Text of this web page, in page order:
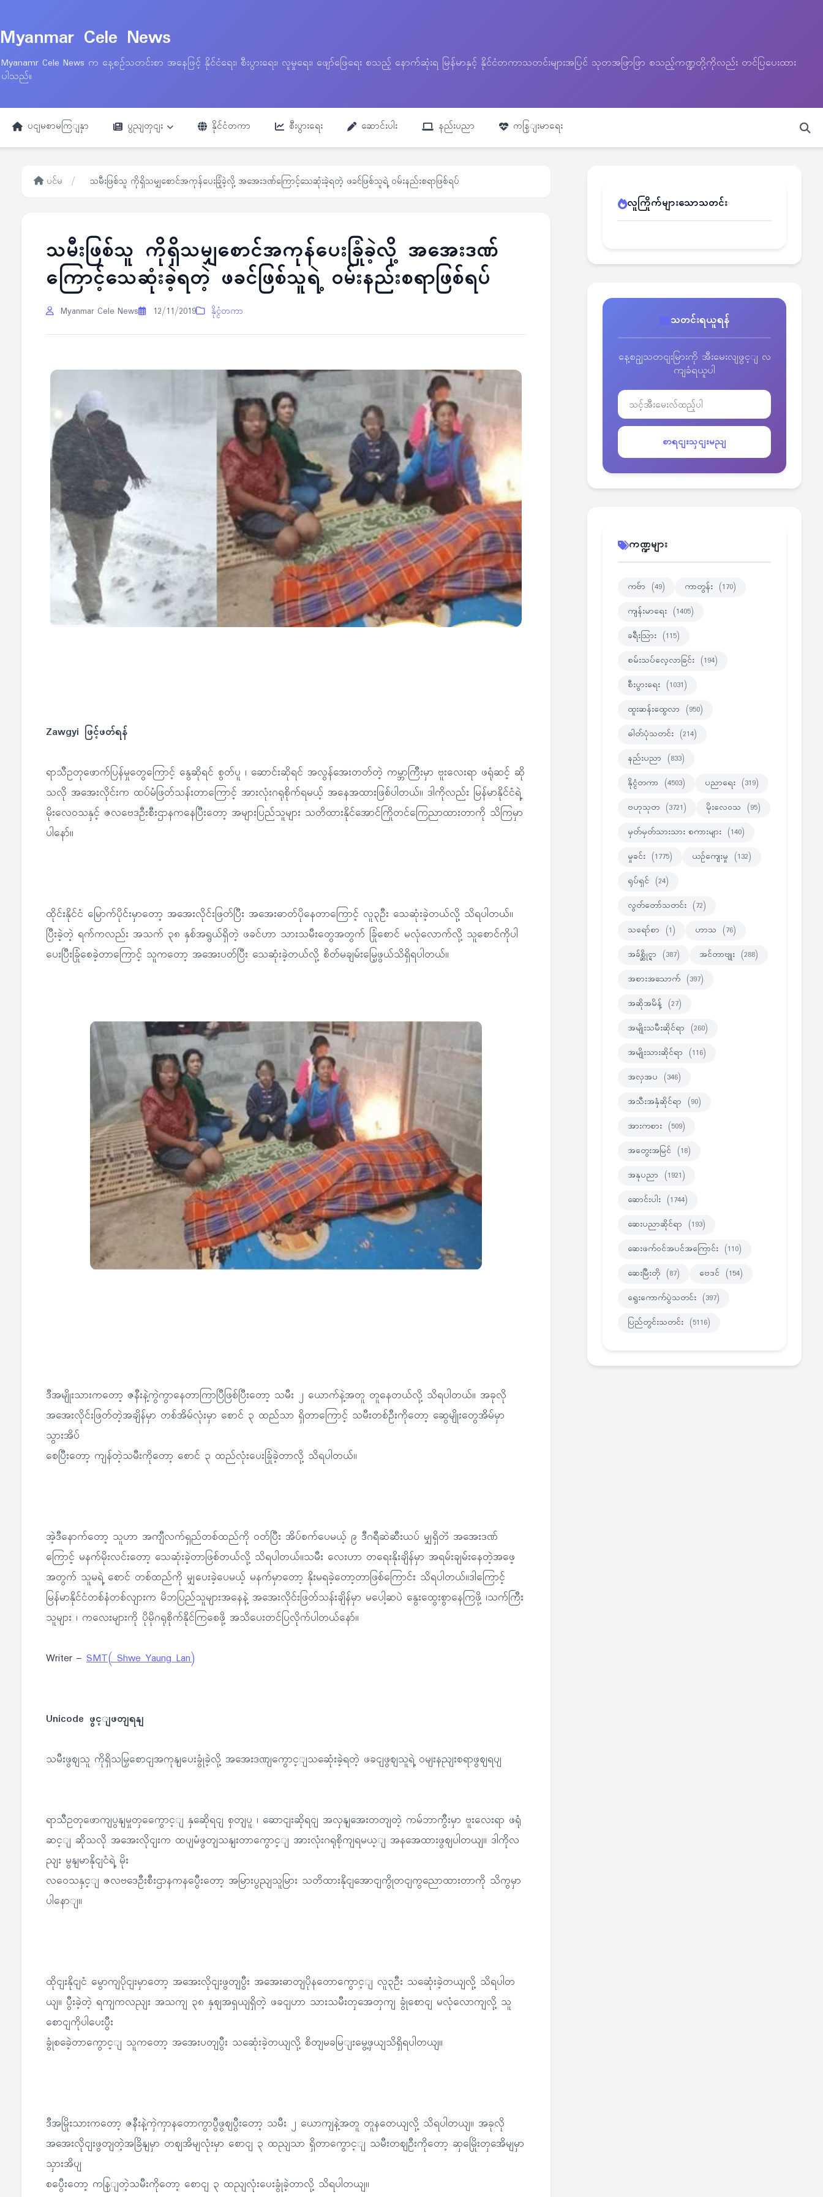
Myanmar Cele News
Myanamr Cele News က နေ့စဉ်သတင်းစာ အနေဖြင့် နိုင်ငံရေး၊ စီးပွားရေး၊ လူမှုရေး၊ ဖျော်ဖြေရေး စသည့် နောက်ဆုံးရ မြန်မာနှင့် နိုင်ငံတကာသတင်းများအပြင် သုတအဖြာဖြာ စသည့်ကဏ္ဍတို့ကိုလည်း တင်ပြပေးထား
ပါသည်။
ပငျမစာမကြျနှာ ပွညျတှငျး နိုင်ငံတကာ စီးပွားရေး ဆောင်းပါး နည်းပညာ ကနြျးမာရေး
ပင်မ / သမီးဖြစ်သူ ကိုရှိသမျှစောင်အကုန်ပေးခြုံခဲ့လို့ အအေးဒဏ်ကြောင့်သေဆုံးခဲ့ရတဲ့ ဖခင်ဖြစ်သူရဲ့ ဝမ်းနည်းစရာဖြစ်ရပ်
သမီးဖြစ်သူ ကိုရှိသမျှစောင်အကုန်ပေးခြုံခဲ့လို့ အအေးဒဏ်
ကြောင့်သေဆုံးခဲ့ရတဲ့ ဖခင်ဖြစ်သူရဲ့ ဝမ်းနည်းစရာဖြစ်ရပ်
Myanmar Cele News 12/11/2019 နိုင္ငံတကာ
Zawgyi ဖြင့်ဖတ်ရန်
ရာသီဥတုဖောက်ပြန်မှုတွေကြောင့် နွေဆိုရင် စွတ်ပူ ၊ ဆောင်းဆိုရင် အလွန်အေးတတ်တဲ့ ကမ္ဘာကြီးမှာ ဗူးလေးရာ ဖရုံဆင့် ဆို
သလို အအေးလိုင်းက ထပ်မံဖြတ်သန်းတာကြောင့် အားလုံးဂရုစိုက်ရမယ့် အနေအထားဖြစ်ပါတယ်။ ဒါကိုလည်း မြန်မာနိုင်ငံရဲ့
မိုးလေဝသနှင့် ဇလဗေဒဦးစီးဌာနကနေပြီးတော့ အများပြည်သူများ သတိထားနိုင်အောင်ကြိုတင်ကြေညာထားတာကို သိကြမှာ
ပါနော်။
ထိုင်းနိုင်ငံ မြောက်ပိုင်းမှာတော့ အအေးလိုင်းဖြတ်ပြီး အအေးဓာတ်ပိုနေတာကြောင့် လူ၃ဦး သေဆုံးခဲ့တယ်လို့ သိရပါတယ်။
ပြီးခဲ့တဲ့ ရက်ကလည်း အသက် ၃၈ နှစ်အရွယ်ရှိတဲ့ ဖခင်ဟာ သားသမီးတွေအတွက် ခြုံစောင် မလုံလောက်လို့ သူစောင်ကိုပါ
ပေးပြီးခြုံစေခဲ့တာကြောင့် သူကတော့ အအေးပတ်ပြီး သေဆုံးခဲ့တယ်လို့ စိတ်မချမ်းမြေ့ဖွယ်သိရှိရပါတယ်။
ဒီအမျိုးသားကတော့ ဇနီးနဲ့ကွဲကွာနေတာကြာပြီဖြစ်ပြီးတော့ သမီး ၂ ယောက်နဲ့အတူ တူနေတယ်လို့ သိရပါတယ်။ အခုလို
အအေးလိုင်းဖြတ်တဲ့အချိန်မှာ တစ်အိမ်လုံးမှာ စောင် ၃ ထည်သာ ရှိတာကြောင့် သမီးတစ်ဦးကိုတော့ ဆွေမျိုးတွေအိမ်မှာ
သွားအိပ်
စေပြီးတော့ ကျန်တဲ့သမီးကိုတော့ စောင် ၃ ထည်လုံးပေးခြုံခဲ့တာလို့ သိရပါတယ်။
အဲ့ဒီနောက်တော့ သူဟာ အကျီလက်ရှည်တစ်ထည်ကို ဝတ်ပြီး အိပ်စက်ပေမယ့် ၉ ဒီဂရီဆဲဆီးယပ် မျှရှိတဲံ အအေးဒဏ်
ကြောင့် မနက်မိုးလင်းတော့ သေဆုံးခဲ့တာဖြစ်တယ်လို့ သိရပါတယ်။သမီး လေးဟာ တရေးနိုးချိန်မှာ အရမ်းချမ်းနေတဲ့အဖေ့
အတွက် သူမရဲ့ စောင် တစ်ထည်ကို မျှပေးခဲ့ပေမယ့် မနက်မှာတော့ နိုးမရခဲ့တော့တာဖြစ်ကြောင်း သိရပါတယ်။ဒါကြောင့်
မြန်မာနိုင်ငံတစ်နံတစ်လျားက မိဘပြည်သူများအနေနဲ့ အအေးလိုင်းဖြတ်သန်းချိန်မှာ မပေါ့ဆပဲ နွေးထွေးစွာနေကြဖို့ ၊သက်ကြီး
သူများ ၊ ကလေးများကို ပိုမိုဂရုစိုက်နိုင်ကြစေဖို့ အသိပေးတင်ပြလိုက်ပါတယ်နော်။
Writer – SMT( Shwe Yaung Lan)
Unicode ဖွင့ျဖတျရနျ
သမီးဖွဈသူ ကိုရှိသမြှစောငျအကုနျပေးခွုံခဲ့လို့ အအေးဒဏျကွောင့ျသဆေုံးခဲ့ရတဲ့ ဖခငျဖွဈသူရဲ့ ဝမျးနညျးစရာဖွဈရပျ
ရာသီဥတုဖောကျပွနျမှုတှကွေောင့ျ နှဆေိုရငျ စှတျပူ ၊ ဆောငျးဆိုရငျ အလှနျအေးတတျတဲ့ ကမ်ဘာကွီးမှာ ဗူးလေးရာ ဖရုံ
ဆင့ျ ဆိုသလို အအေးလိုငျးက ထပျမံဖွတျသနျးတာကွောင့ျ အားလုံးဂရုစိုကျရမယ့ျ အနအေထားဖွဈပါတယျ။ ဒါကိုလ
ညျး မွနျမာနိုငျငံရဲ့ မိုး
လဝေသနှင့ျ ဇလဗဒေဦးစီးဌာနကနပွေီးတော့ အမြားပွညျသူမြား သတိထားနိုငျအောငျကွိုတငျကွညောထားတာကို သိကွမှာ
ပါနောျ။
ထိုငျးနိုငျငံ မွောကျပိုငျးမှာတော့ အအေးလိုငျးဖွတျပွီး အအေးဓာတျပိုနတောကွောင့ျ လူ၃ဦး သဆေုံးခဲ့တယျလို့ သိရပါတ
ယျ။ ပွီးခဲ့တဲ့ ရကျကလညျး အသကျ ၃၈ နှဈအရှယျရှိတဲ့ ဖခငျဟာ သားသမီးတှအေတှကျ ခွုံစောငျ မလုံလောကျလို့ သူ
စောငျကိုပါပေးပွီး
ခွုံစခေဲ့တာကွောင့ျ သူကတော့ အအေးပတျပွီး သဆေုံးခဲ့တယျလို့ စိတျမခမြျးမွေ့ဖှယျသိရှိရပါတယျ။
ဒီအမြိုးသားကတော့ ဇနီးနဲ့ကှဲကှာနတောကွာပွီဖွဈပွီးတော့ သမီး ၂ ယောကျနဲ့အတူ တူနတေယျလို့ သိရပါတယျ။ အခုလို
အအေးလိုငျးဖွတျတဲ့အခြိနျမှာ တဈအိမျလုံးမှာ စောငျ ၃ ထညျသာ ရှိတာကွောင့ျ သမီးတဈဦးကိုတော့ ဆှမြေိုးတှအေိမျမှာ
သှားအိပျ
စပွေီးတော့ ကနြျတဲ့သမီးကိုတော့ စောငျ ၃ ထညျလုံးပေးခွုံခဲ့တာလို့ သိရပါတယျ။
လူကြိုက်များသောသတင်း
သတင်းရယူရန်
နေ့စဥျသတငျးမြားကို အီးမေးလျဖွင့ျ လ
ကျခံရယူပါ
စာရငျးသှငျးမညျ
ကဏ္ဍများ
ကဗ်ာ (49) ကာတွန်း (170)
ကျန်းမာရေး (1405)
ခရီးသြား (115)
စမ်းသပ်လေ့လာခြင်း (194)
စီးပွားရေး (1031)
ထူးဆန်းထွေလာ (950)
ဓါတ်ပုံသတင်း (214)
နည်းပညာ (833)
နိုင္ငံတကာ (4503) ပညာရေး (319)
ဗဟုသုတ (3721) မိုးလေဝသ (95)
မှတ်မှတ်သားသား စကားများ (140)
မှုခင်း (1775) ယဉ်ကျေးမှု (132)
ရုပ်ရှင် (24)
လွတ်တော်သတင်း (72)
သရော်စာ (1) ဟာသ (76)
အခ်စ္ဆိုင္ရာ (387) အင်တာဗျုး (288)
အစားအသောက် (397)
အဆိုအမိန့် (27)
အမျိုးသမီးဆိုင်ရာ (260)
အမျိုးသားဆိုင်ရာ (116)
အလှအပ (346)
အသီးအနှံဆိုင်ရာ (90)
အားကစား (509)
အတွေးအမြင် (18)
အနုပညာ (1921)
ဆောင်းပါး (1744)
ဆေးပညာဆိုင်ရာ (193)
ဆေးဖက်ဝင်အပင်အကြောင်း (110)
ဆေးမြီးတို (87) ဗေဒင် (154)
ရွေးကောက်ပွဲသတင်း (397)
ပြည်တွင်းသတင်း (5116)